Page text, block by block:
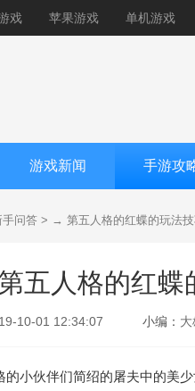
戏 苹果游戏 单机游戏
游戏新闻 手游攻
手问答 > → 第五人格的红蝶的玩法
五人格的红蝶
10-01 12:34:07 小编：
的小伙伴们简绍的屠夫中的美